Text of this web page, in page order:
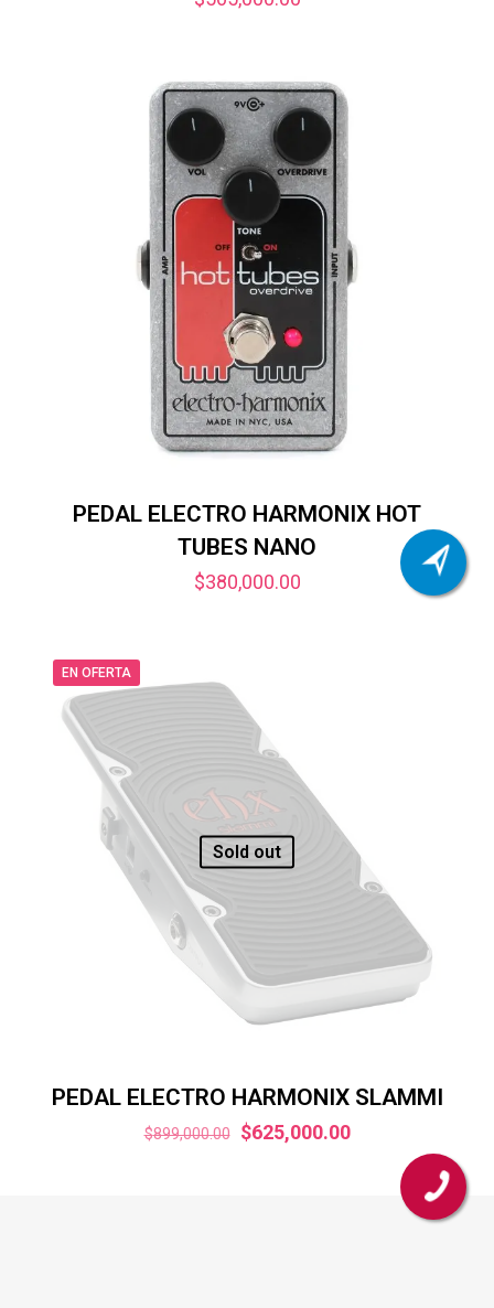
PEDAL ELECTRO HARMONIX HOT
TUBES NANO
$380,000.00
EN OFERTA
Sold out
PEDAL ELECTRO HARMONIX SLAMMI
$899,000.00
El
$625,000.00El
actual